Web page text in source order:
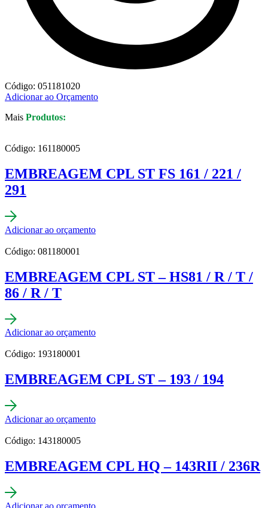
Código: 051181020
Adicionar ao Orçamento
Mais Produtos:
Código: 161180005
EMBREAGEM CPL ST FS 161 / 221 /
291
Adicionar ao orçamento
Código: 081180001
EMBREAGEM CPL ST – HS81 / R / T /
86 / R / T
Adicionar ao orçamento
Código: 193180001
EMBREAGEM CPL ST – 193 / 194
Adicionar ao orçamento
Código: 143180005
EMBREAGEM CPL HQ – 143RII / 236R
Adicionar ao orçamento